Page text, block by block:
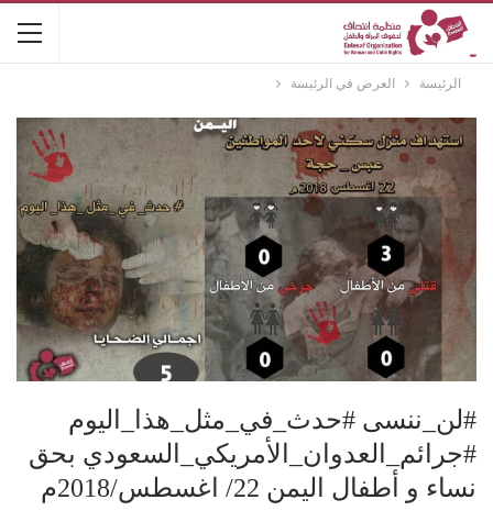
الرئيسة العرض في الرئيسة
#لن_ننسى #حدث_في_مثل_هذا_اليوم
#جرائم_العدوان_الأمريكي_السعودي بحق
نساء و أطفال اليمن 22/ اغسطس/2018م